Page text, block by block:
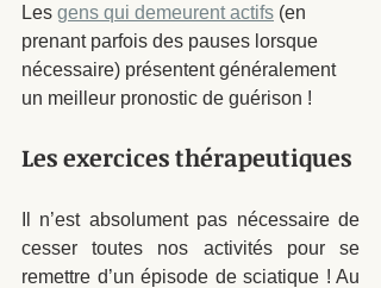
Les gens qui demeurent actifs (en
prenant parfois des pauses lorsque
nécessaire) présentent généralement
un meilleur pronostic de guérison !
Les exercices thérapeutiques
Il n’est absolument pas nécessaire de
cesser toutes nos activités pour se
remettre d’un épisode de sciatique ! Au